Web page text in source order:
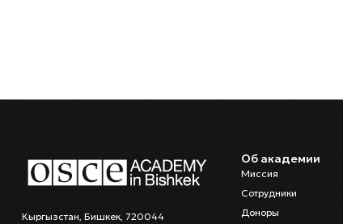
Кыргызстан, Бишкек, 720044
Об академии
Миссия
Сотрудники
Доноры